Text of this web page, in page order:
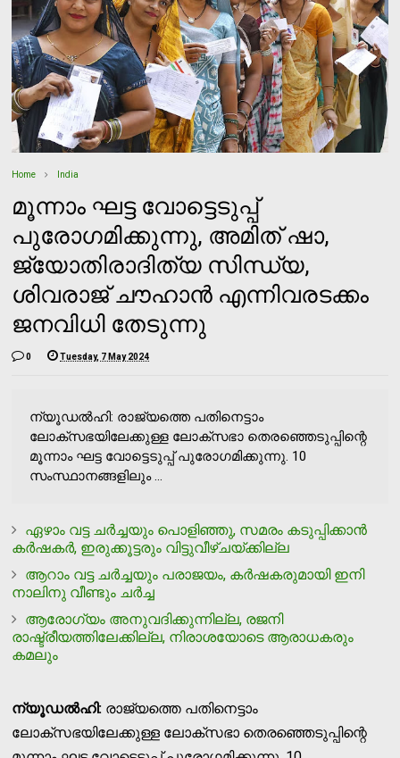
Home India
മൂന്നാം ഘട്ട വോട്ടെടുപ്പ്
പുരോഗമിക്കുന്നു, അമിത് ഷാ,
ജ്യോതിരാദിത്യ സിന്ധ്യ,
ശിവരാജ് ചൗഹാന്‍ എന്നിവരടക്കം
ജനവിധി തേടുന്നു
0 Tuesday, 7 May 2024
ന്യൂഡല്‍ഹി: രാജ്യത്തെ പതിനെട്ടാം
ലോക്‌സഭയിലേക്കുള്ള ലോക്സഭാ തെരഞ്ഞെടുപ്പിന്റെ
മൂന്നാം ഘട്ട വോട്ടെടുപ്പ് പുരോഗമിക്കുന്നു. 10
സംസ്ഥാനങ്ങളിലും ...
ഏഴാം വട്ട ചര്‍ച്ചയും പൊളിഞ്ഞു, സമരം കടുപ്പിക്കാന്‍
കര്‍ഷകര്‍, ഇരുക്കൂട്ടരും വിട്ടുവീഴ്ചയ്ക്കില്ല
ആറാം വട്ട ചര്‍ച്ചയും പരാജയം, കര്‍ഷകരുമായി ഇനി
നാലിനു വീണ്ടും ചര്‍ച്ച
ആരോഗ്യം അനുവദിക്കുന്നില്ല, രജനി
രാഷ്ട്രീയത്തിലേക്കില്ല, നിരാശയോടെ ആരാധകരും
കമലും
ന്യൂഡല്‍ഹി: രാജ്യത്തെ പതിനെട്ടാം
ലോക്‌സഭയിലേക്കുള്ള ലോക്സഭാ തെരഞ്ഞെടുപ്പിന്റെ